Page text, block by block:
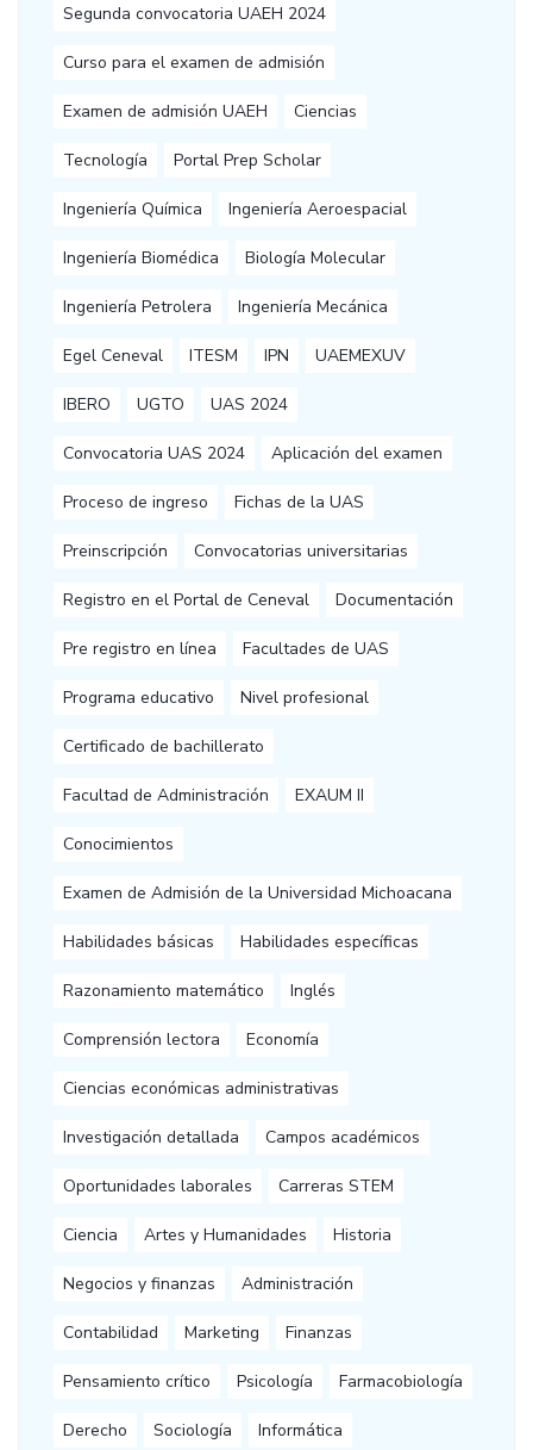
Segunda convocatoria UAEH 2024
Curso para el examen de admisión
Examen de admisión UAEH Ciencias
Tecnología Portal Prep Scholar
Ingeniería Química Ingeniería Aeroespacial
Ingeniería Biomédica Biología Molecular
Ingeniería Petrolera Ingeniería Mecánica
Egel Ceneval ITESM IPN UAEMEXUV
IBERO UGTO UAS 2024
Convocatoria UAS 2024 Aplicación del examen
Proceso de ingreso Fichas de la UAS
Preinscripción Convocatorias universitarias
Registro en el Portal de Ceneval Documentación
Pre registro en línea Facultades de UAS
Programa educativo Nivel profesional
Certificado de bachillerato
Facultad de Administración EXAUM II
Conocimientos
Examen de Admisión de la Universidad Michoacana
Habilidades básicas Habilidades específicas
Razonamiento matemático Inglés
Comprensión lectora Economía
Ciencias económicas administrativas
Investigación detallada Campos académicos
Oportunidades laborales Carreras STEM
Ciencia Artes y Humanidades Historia
Negocios y finanzas Administración
Contabilidad Marketing Finanzas
Pensamiento crítico Psicología Farmacobiología
Derecho Sociología Informática